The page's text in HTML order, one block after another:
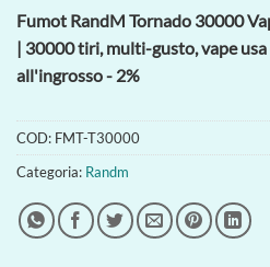
Fumot RandM Tornado 30000
| 30000 tiri, multi-gusto, vape usa
all'ingrosso - 2%
COD: FMT-T30000
Categoria: Randm